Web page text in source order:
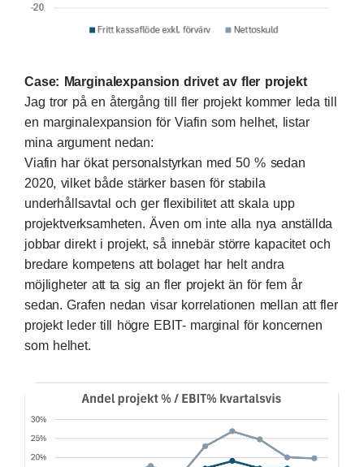
Case: Marginalexpansion drivet av fler projekt
Jag tror på en återgång till fler projekt kommer leda till
en marginalexpansion för Viafin som helhet, listar
mina argument nedan:
Viafin har ökat personalstyrkan med 50 % sedan
2020, vilket både stärker basen för stabila
underhållsavtal och ger flexibilitet att skala upp
projektverksamheten. Även om inte alla nya anställda
jobbar direkt i projekt, så innebär större kapacitet och
bredare kompetens att bolaget har helt andra
möjligheter att ta sig an fler projekt än för fem år
sedan. Grafen nedan visar korrelationen mellan att fler
projekt leder till högre EBIT- marginal för koncernen
som helhet.